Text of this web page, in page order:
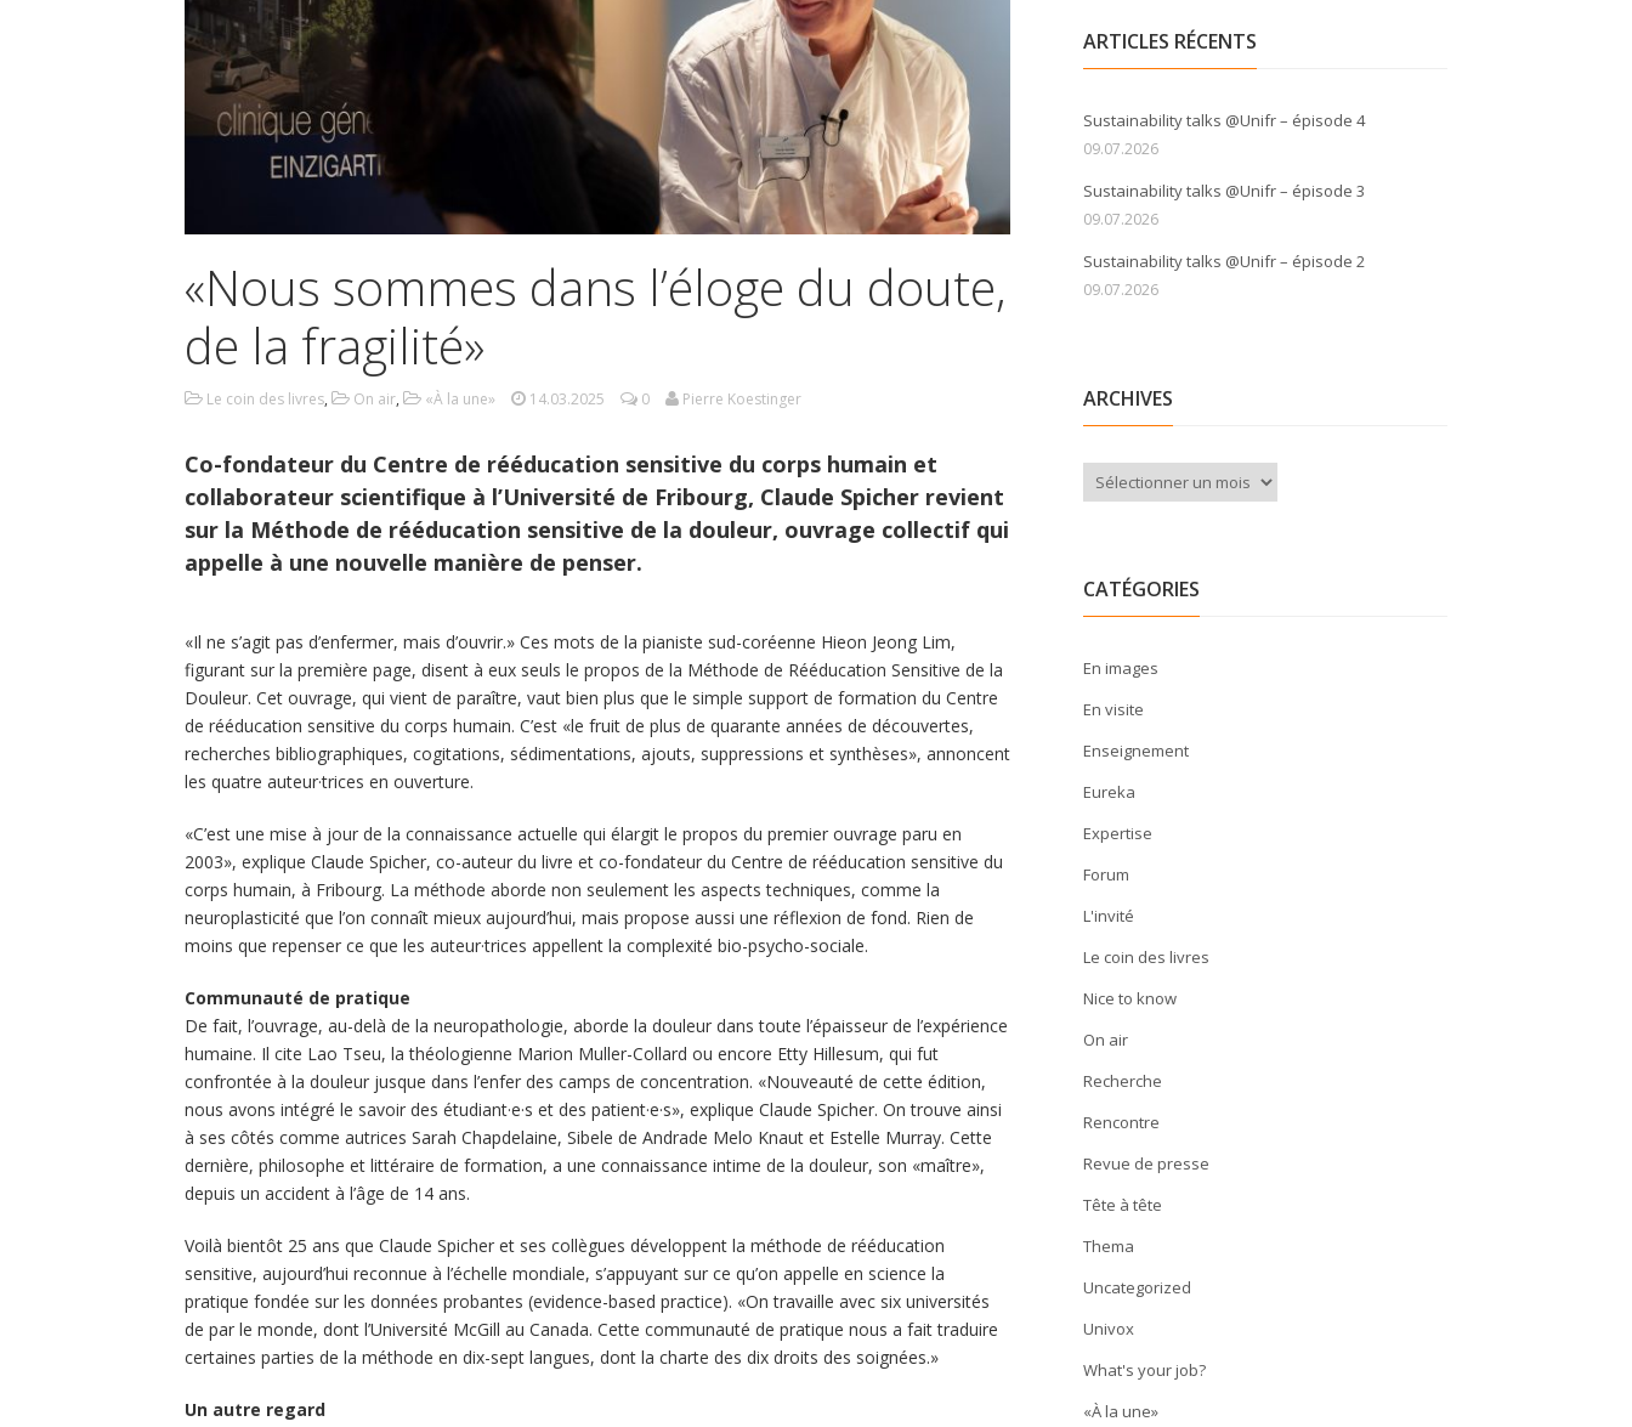
«Nous sommes dans l’éloge du doute,
de la fragilité»
Le coin des livres, On air, «À la une» 14.03.2025 0 Pierre Koestinger
Co-fondateur du Centre de rééducation sensitive du corps humain et
collaborateur scientifique à l’Université de Fribourg, Claude Spicher revient
sur la Méthode de rééducation sensitive de la douleur, ouvrage collectif qui
appelle à une nouvelle manière de penser.
«Il ne s’agit pas d’enfermer, mais d’ouvrir.» Ces mots de la pianiste sud-coréenne Hieon Jeong Lim,
figurant sur la première page, disent à eux seuls le propos de la Méthode de Rééducation Sensitive de la
Douleur. Cet ouvrage, qui vient de paraître, vaut bien plus que le simple support de formation du Centre
de rééducation sensitive du corps humain. C’est «le fruit de plus de quarante années de découvertes,
recherches bibliographiques, cogitations, sédimentations, ajouts, suppressions et synthèses», annoncent
les quatre auteur·trices en ouverture.
«C’est une mise à jour de la connaissance actuelle qui élargit le propos du premier ouvrage paru en
2003», explique Claude Spicher, co-auteur du livre et co-fondateur du Centre de rééducation sensitive du
corps humain, à Fribourg. La méthode aborde non seulement les aspects techniques, comme la
neuroplasticité que l’on connaît mieux aujourd’hui, mais propose aussi une réflexion de fond. Rien de
moins que repenser ce que les auteur·trices appellent la complexité bio-psycho-sociale.
Communauté de pratique
De fait, l’ouvrage, au-delà de la neuropathologie, aborde la douleur dans toute l’épaisseur de l’expérience
humaine. Il cite Lao Tseu, la théologienne Marion Muller-Collard ou encore Etty Hillesum, qui fut
confrontée à la douleur jusque dans l’enfer des camps de concentration. «Nouveauté de cette édition,
nous avons intégré le savoir des étudiant·e·s et des patient·e·s», explique Claude Spicher. On trouve ainsi
à ses côtés comme autrices Sarah Chapdelaine, Sibele de Andrade Melo Knaut et Estelle Murray. Cette
dernière, philosophe et littéraire de formation, a une connaissance intime de la douleur, son «maître»,
depuis un accident à l’âge de 14 ans.
Voilà bientôt 25 ans que Claude Spicher et ses collègues développent la méthode de rééducation
sensitive, aujourd’hui reconnue à l’échelle mondiale, s’appuyant sur ce qu’on appelle en science la
pratique fondée sur les données probantes (evidence-based practice). «On travaille avec six universités
de par le monde, dont l’Université McGill au Canada. Cette communauté de pratique nous a fait traduire
certaines parties de la méthode en dix-sept langues, dont la charte des dix droits des soignées.»
Un autre regard
ARTICLES RÉCENTS
Sustainability talks @Unifr – épisode 4
09.07.2026
Sustainability talks @Unifr – épisode 3
09.07.2026
Sustainability talks @Unifr – épisode 2
09.07.2026
ARCHIVES
Archives
CATÉGORIES
En images
En visite
Enseignement
Eureka
Expertise
Forum
L'invité
Le coin des livres
Nice to know
On air
Recherche
Rencontre
Revue de presse
Tête à tête
Thema
Uncategorized
Univox
What's your job?
«À la une»